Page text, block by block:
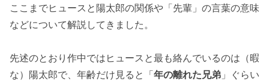
ここまでヒュースと陽太郎の関係や「先輩」の言葉の意味
などについて解説してきました。
先述のとおり作中ではヒュースと最も絡んでいるのは（暇
な）陽太郎で、年齢だけ見ると「年の離れた兄弟 」ぐらい